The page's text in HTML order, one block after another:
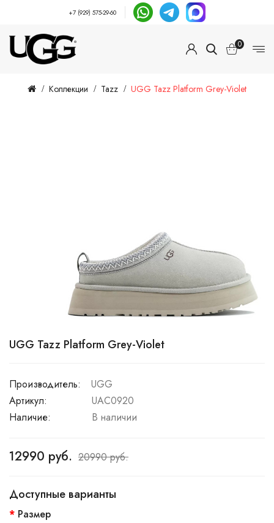
+7 (929) 575-29-60
0
Коллекции Tazz UGG Tazz Platform Grey-Violet
UGG Tazz Platform Grey-Violet
Производитель:
UGG
Артикул:
UAC0920
Наличие:
В наличии
12990 руб. 20990 руб.
Доступные варианты
Размер